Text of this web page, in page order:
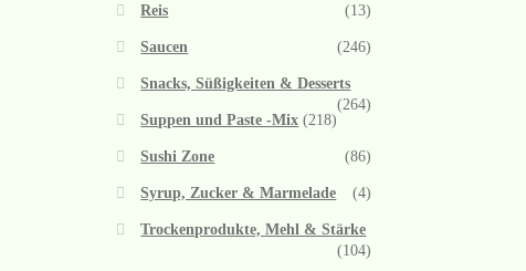
Reis (13)
Saucen (246)
Snacks, Süßigkeiten & Desserts
(264)
Suppen und Paste -Mix (218)
Sushi Zone (86)
Syrup, Zucker & Marmelade (4)
Trockenprodukte, Mehl & Stärke
(104)